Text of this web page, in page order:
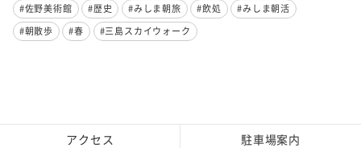
#佐野美術館
#歴史 #みしま朝旅 #飲処
#みしま朝活
#朝散歩
#春 #三島スカイウォーク
アクセス
駐車場案内